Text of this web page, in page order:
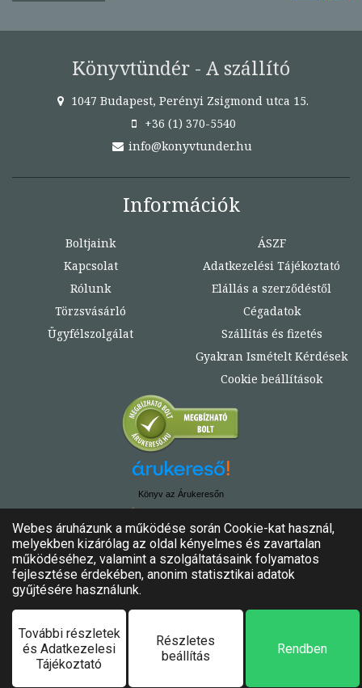
Könyvtündér - A szállító
1047 Budapest, Perényi Zsigmond utca 15.
+36 (1) 370-5540
info@konyvtunder.hu
Információk
Boltjaink
Kapcsolat
Rólunk
Törzsvásárló
Ügyfélszolgálat
ÁSZF
Adatkezelési Tájékoztató
Elállás a szerződéstől
Cégadatok
Szállítás és fizetés
Gyakran Ismételt Kérdések
Cookie beállítások
Könyv az Árukeresőn
Minden jog fenntartva!
Felhasználási feltételek